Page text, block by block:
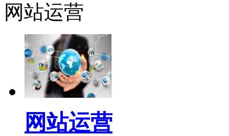
网站运营
网站运营